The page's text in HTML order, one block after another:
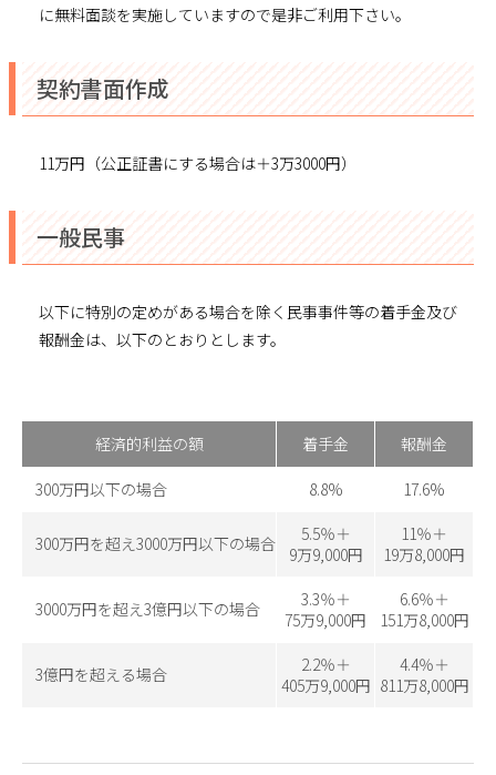
に無料面談を実施していますので是非ご利用下さい。
契約書面作成
11万円（公正証書にする場合は＋3万3000円）
一般民事
以下に特別の定めがある場合を除く民事事件等の着手金及び
報酬金は、以下のとおりとします。
経済的利益の額 着手金 報酬金
300万円以下の場合 8.8% 17.6%
300万円を超え3000万円以下の場合
5.5％＋
9万9,000円
11％＋
19万8,000円
3000万円を超え3億円以下の場合
3.3％＋
75万9,000円
6.6％＋
151万8,000円
3億円を超える場合
2.2％＋
405万9,000円
4.4％＋
811万8,000円